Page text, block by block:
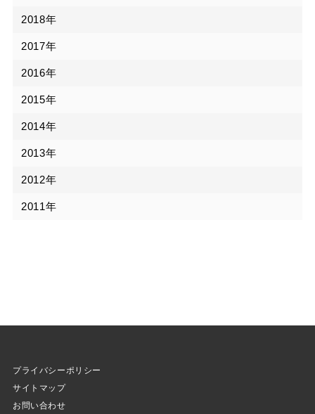
2018年
2017年
2016年
2015年
2014年
2013年
2012年
2011年
プライバシーポリシー
サイトマップ
お問い合わせ